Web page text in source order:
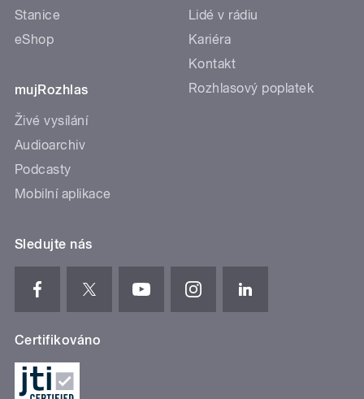
Stanice
eShop
mujRozhlas
Živé vysílání
Audioarchiv
Podcasty
Mobilní aplikace
Lidé v rádiu
Kariéra
Kontakt
Rozhlasový poplatek
Sledujte nás
Certifikováno